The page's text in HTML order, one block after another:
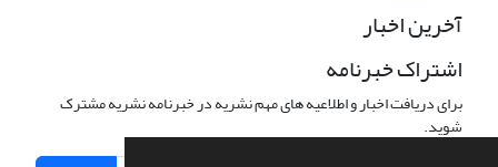
آخرین اخبار
اشتراک خبرنامه
برای دریافت اخبار و اطلاعیه های مهم نشریه در خبرنامه نشریه مشترک
شوید.